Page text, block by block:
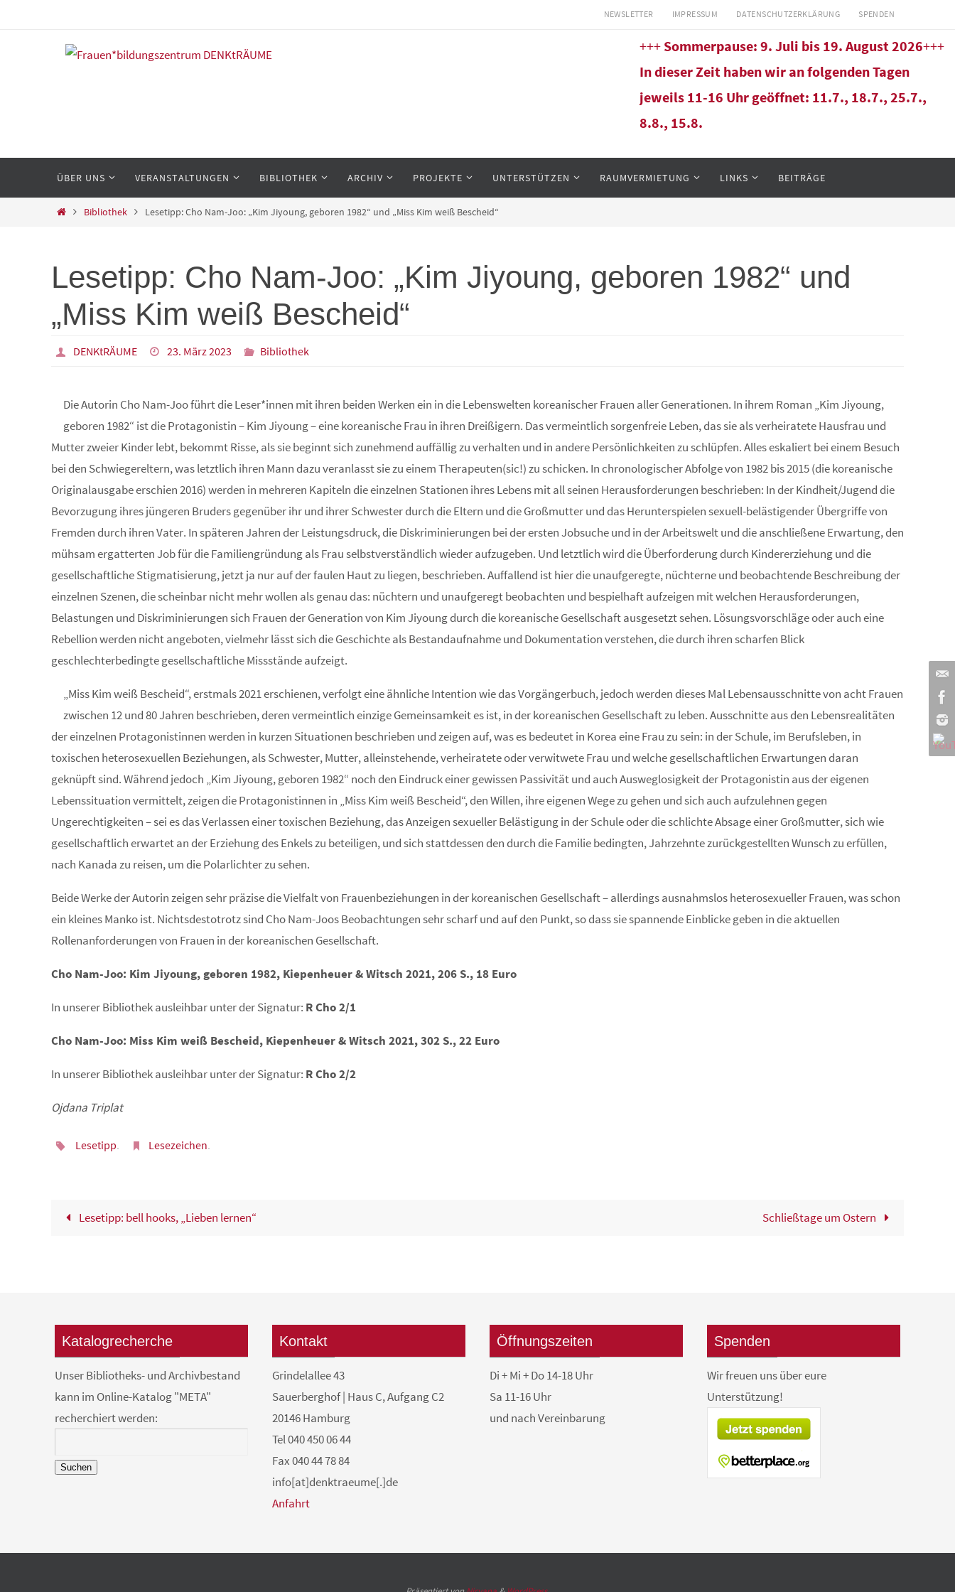
NEWSLETTER IMPRESSUM DATENSCHUTZERKLÄRUNG SPENDEN
+++ Sommerpause: 9. Juli bis 19. August 2026+++
In dieser Zeit haben wir an folgenden Tagen
jeweils 11-16 Uhr geöffnet: 11.7., 18.7., 25.7.,
8.8., 15.8.
springen
ÜBER UNS VERANSTALTUNGEN BIBLIOTHEK ARCHIV PROJEKTE UNTERSTÜTZEN RAUMVERMIETUNG LINKS BEITRÄGE
StartBibliothek Lesetipp: Cho Nam-Joo: „Kim Jiyoung, geboren 1982“ und „Miss Kim weiß Bescheid“
Lesetipp: Cho Nam-Joo: „Kim Jiyoung, geboren 1982“ und
„Miss Kim weiß Bescheid“
DENKtRÄUME 23. März 2023 Bibliothek
Die Autorin Cho Nam-Joo führt die Leser*innen mit ihren beiden Werken ein in die Lebenswelten koreanischer Frauen aller Generationen. In ihrem Roman „Kim Jiyoung,
geboren 1982“ ist die Protagonistin – Kim Jiyoung – eine koreanische Frau in ihren Dreißigern. Das vermeintlich sorgenfreie Leben, das sie als verheiratete Hausfrau und
Mutter zweier Kinder lebt, bekommt Risse, als sie beginnt sich zunehmend auffällig zu verhalten und in andere Persönlichkeiten zu schlüpfen. Alles eskaliert bei einem Besuch
bei den Schwiegereltern, was letztlich ihren Mann dazu veranlasst sie zu einem Therapeuten(sic!) zu schicken. In chronologischer Abfolge von 1982 bis 2015 (die koreanische
Originalausgabe erschien 2016) werden in mehreren Kapiteln die einzelnen Stationen ihres Lebens mit all seinen Herausforderungen beschrieben: In der Kindheit/Jugend die
Bevorzugung ihres jüngeren Bruders gegenüber ihr und ihrer Schwester durch die Eltern und die Großmutter und das Herunterspielen sexuell-belästigender Übergriffe von
Fremden durch ihren Vater. In späteren Jahren der Leistungsdruck, die Diskriminierungen bei der ersten Jobsuche und in der Arbeitswelt und die anschließene Erwartung, den
mühsam ergatterten Job für die Familiengründung als Frau selbstverständlich wieder aufzugeben. Und letztlich wird die Überforderung durch Kindererziehung und die
gesellschaftliche Stigmatisierung, jetzt ja nur auf der faulen Haut zu liegen, beschrieben. Auffallend ist hier die unaufgeregte, nüchterne und beobachtende Beschreibung der
einzelnen Szenen, die scheinbar nicht mehr wollen als genau das: nüchtern und unaufgeregt beobachten und bespielhaft aufzeigen mit welchen Herausforderungen,
Belastungen und Diskriminierungen sich Frauen der Generation von Kim Jiyoung durch die koreanische Gesellschaft ausgesetzt sehen. Lösungsvorschläge oder auch eine
Rebellion werden nicht angeboten, vielmehr lässt sich die Geschichte als Bestandaufnahme und Dokumentation verstehen, die durch ihren scharfen Blick
geschlechterbedingte gesellschaftliche Missstände aufzeigt.
„Miss Kim weiß Bescheid“, erstmals 2021 erschienen, verfolgt eine ähnliche Intention wie das Vorgängerbuch, jedoch werden dieses Mal Lebensausschnitte von acht Frauen
zwischen 12 und 80 Jahren beschrieben, deren vermeintlich einzige Gemeinsamkeit es ist, in der koreanischen Gesellschaft zu leben. Ausschnitte aus den Lebensrealitäten
der einzelnen Protagonistinnen werden in kurzen Situationen beschrieben und zeigen auf, was es bedeutet in Korea eine Frau zu sein: in der Schule, im Berufsleben, in
toxischen heterosexuellen Beziehungen, als Schwester, Mutter, alleinstehende, verheiratete oder verwitwete Frau und welche gesellschaftlichen Erwartungen daran
geknüpft sind. Während jedoch „Kim Jiyoung, geboren 1982“ noch den Eindruck einer gewissen Passivität und auch Ausweglosigkeit der Protagonistin aus der eigenen
Lebenssituation vermittelt, zeigen die Protagonistinnen in „Miss Kim weiß Bescheid“, den Willen, ihre eigenen Wege zu gehen und sich auch aufzulehnen gegen
Ungerechtigkeiten – sei es das Verlassen einer toxischen Beziehung, das Anzeigen sexueller Belästigung in der Schule oder die schlichte Absage einer Großmutter, sich wie
gesellschaftlich erwartet an der Erziehung des Enkels zu beteiligen, und sich stattdessen den durch die Familie bedingten, Jahrzehnte zurückgestellten Wunsch zu erfüllen,
nach Kanada zu reisen, um die Polarlichter zu sehen.
Beide Werke der Autorin zeigen sehr präzise die Vielfalt von Frauenbeziehungen in der koreanischen Gesellschaft – allerdings ausnahmslos heterosexueller Frauen, was schon
ein kleines Manko ist. Nichtsdestotrotz sind Cho Nam-Joos Beobachtungen sehr scharf und auf den Punkt, so dass sie spannende Einblicke geben in die aktuellen
Rollenanforderungen von Frauen in der koreanischen Gesellschaft.
Cho Nam-Joo: Kim Jiyoung, geboren 1982, Kiepenheuer & Witsch 2021, 206 S., 18 Euro
In unserer Bibliothek ausleihbar unter der Signatur: R Cho 2/1
Cho Nam-Joo: Miss Kim weiß Bescheid, Kiepenheuer & Witsch 2021, 302 S., 22 Euro
In unserer Bibliothek ausleihbar unter der Signatur: R Cho 2/2
Ojdana Triplat
Lesetipp. Lesezeichen.
Lesetipp: bell hooks, „Lieben lernen“ Schließtage um Ostern
Katalogrecherche
Unser Bibliotheks- und Archivbestand
kann im Online-Katalog "META"
recherchiert werden:
Suchen
Kontakt
Grindelallee 43
Sauerberghof | Haus C, Aufgang C2
20146 Hamburg
Tel 040 450 06 44
Fax 040 44 78 84
info[at]denktraeume[.]de
Anfahrt
Öffnungszeiten
Di + Mi + Do 14-18 Uhr
Sa 11-16 Uhr
und nach Vereinbarung
Spenden
Wir freuen uns über eure
Unterstützung!